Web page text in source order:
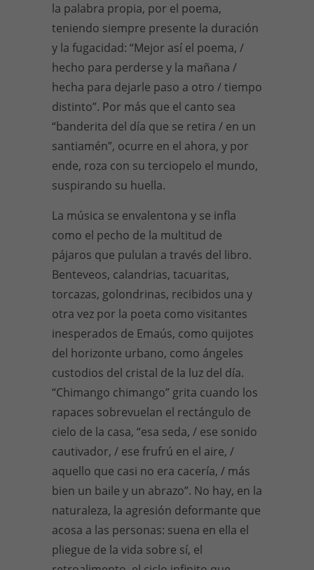
la palabra propia, por el poema,
teniendo siempre presente la duración
y la fugacidad: “Mejor así el poema, /
hecho para perderse y la mañana /
hecha para dejarle paso a otro / tiempo
distinto”. Por más que el canto sea
“banderita del día que se retira / en un
santiamén”, ocurre en el ahora, y por
ende, roza con su terciopelo el mundo,
suspirando su huella.
La música se envalentona y se infla
como el pecho de la multitud de
pájaros que pululan a través del libro.
Benteveos, calandrias, tacuaritas,
torcazas, golondrinas, recibidos una y
otra vez por la poeta como visitantes
inesperados de Emaús, como quijotes
del horizonte urbano, como ángeles
custodios del cristal de la luz del día.
“Chimango chimango” grita cuando los
rapaces sobrevuelan el rectángulo de
cielo de la casa, “esa seda, / ese sonido
cautivador, / ese frufrú en el aire, /
aquello que casi no era cacería, / más
bien un baile y un abrazo”. No hay, en la
naturaleza, la agresión deformante que
acosa a las personas: suena en ella el
pliegue de la vida sobre sí, el